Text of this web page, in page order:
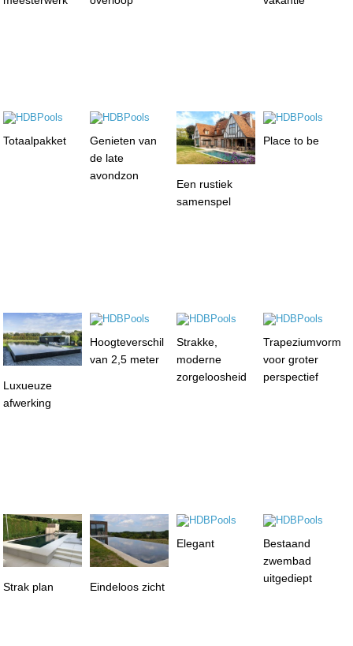
Totaalpakket
Genieten van
de late
avondzon
Een rustiek
samenspel
Place to be
Luxueuze
afwerking
Hoogteverschil
van 2,5 meter
Strakke,
moderne
zorgeloosheid
Trapeziumvorm
voor groter
perspectief
Strak plan Eindeloos zicht
Elegant
Bestaand
zwembad
uitgediept